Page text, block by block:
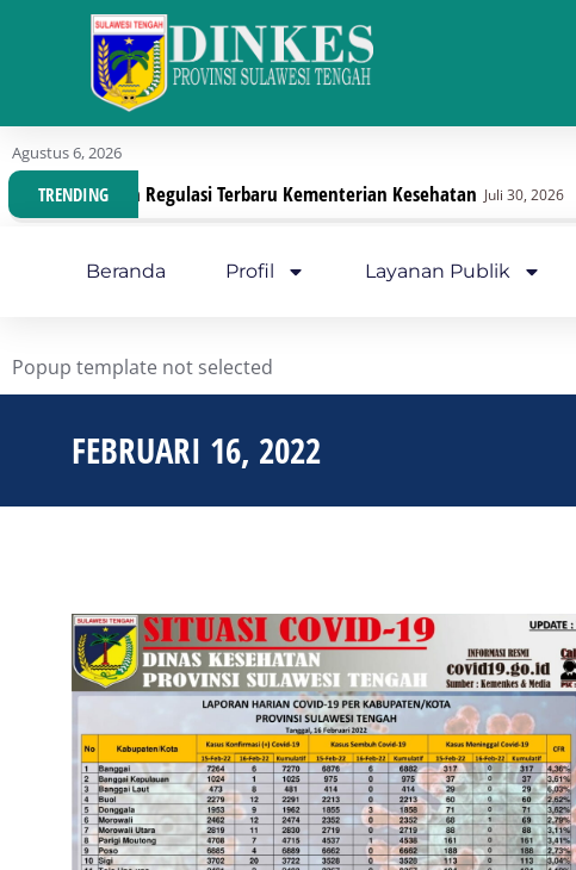
Agustus 6, 2026
TRENDING
Dengan Regulasi Terbaru Kementerian Kesehatan Juli 30, 2026
Beranda Profil Layanan Publik
Popup template not selected
FEBRUARI 16, 2022